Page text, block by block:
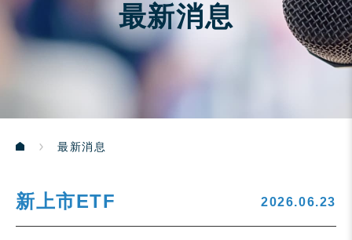
最新消息
最新消息
新上市ETF 2026.06.23